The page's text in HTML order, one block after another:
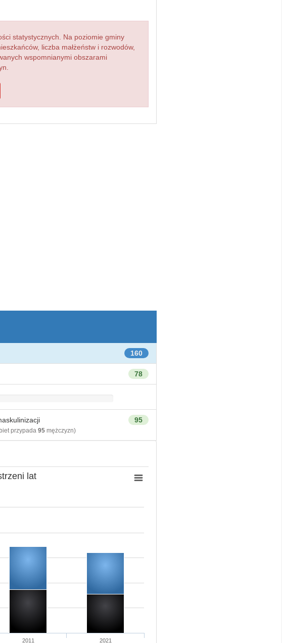
statystycznych. Na poziomie gminy
liczba małżeństw i rozwodów,
wspomnianymi obszarami
160
78
95
przypada 95mężczyzn)
lat
2011 2021